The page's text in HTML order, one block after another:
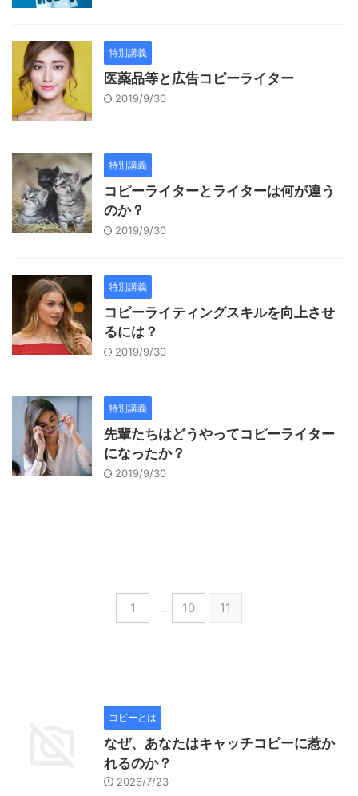
特別講義
医薬品等と広告コピーライター
2019/9/30
特別講義
コピーライターとライターは何が違う
のか？
2019/9/30
特別講義
コピーライティングスキルを向上させ
るには？
2019/9/30
特別講義
先輩たちはどうやってコピーライター
になったか？
2019/9/30
1 … 10 11
コピーとは
なぜ、あなたはキャッチコピーに惹か
れるのか？
2026/7/23